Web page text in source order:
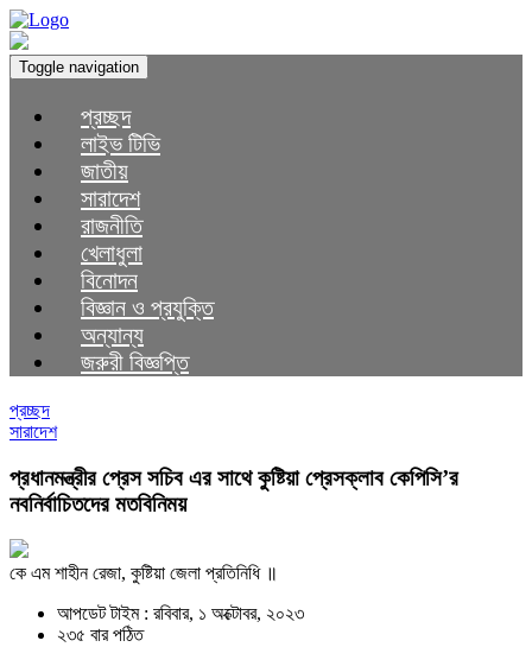
Toggle navigation
প্রচ্ছদ
লাইভ টিভি
জাতীয়
সারাদেশ
রাজনীতি
খেলাধুলা
বিনোদন
বিজ্ঞান ও প্রযুক্তি
অন্যান্য
জরুরী বিজ্ঞপ্তি
প্রচ্ছদ
সারাদেশ
প্রধানমন্ত্রীর প্রেস সচিব এর সাথে কুষ্টিয়া প্রেসক্লাব কেপিসি’র
নবনির্বাচিতদের মতবিনিময়
কে এম শাহীন রেজা, কুষ্টিয়া জেলা প্রতিনিধি ॥
আপডেট টাইম : রবিবার, ১ অক্টোবর, ২০২৩
২৩৫ বার পঠিত